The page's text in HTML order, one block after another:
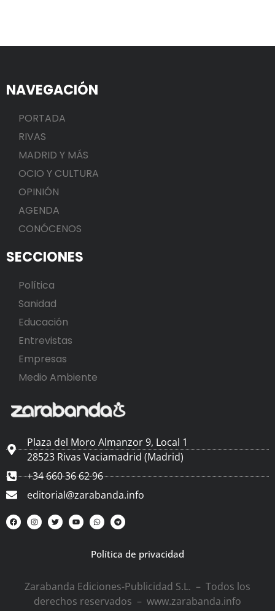
NAVEGACIÓN
PORTADA
RIVAS
MADRID Y MÁS
OCIO Y CULTURA
OPINIÓN
AGENDA
CONÓCENOS
SECCIONES
Política
Sanidad
Educación
Entrevistas
Empresas
Medio Ambiente
Plaza del Moro Almanzor 9, Local 1
28523 Rivas Vaciamadrid (Madrid)
+34 660 36 62 96
editorial@zarabanda.info
Política de privacidad
Zarabanda Ediciones-Publicidad S.L. – Todos los
derechos reservados – www.zarabanda.info